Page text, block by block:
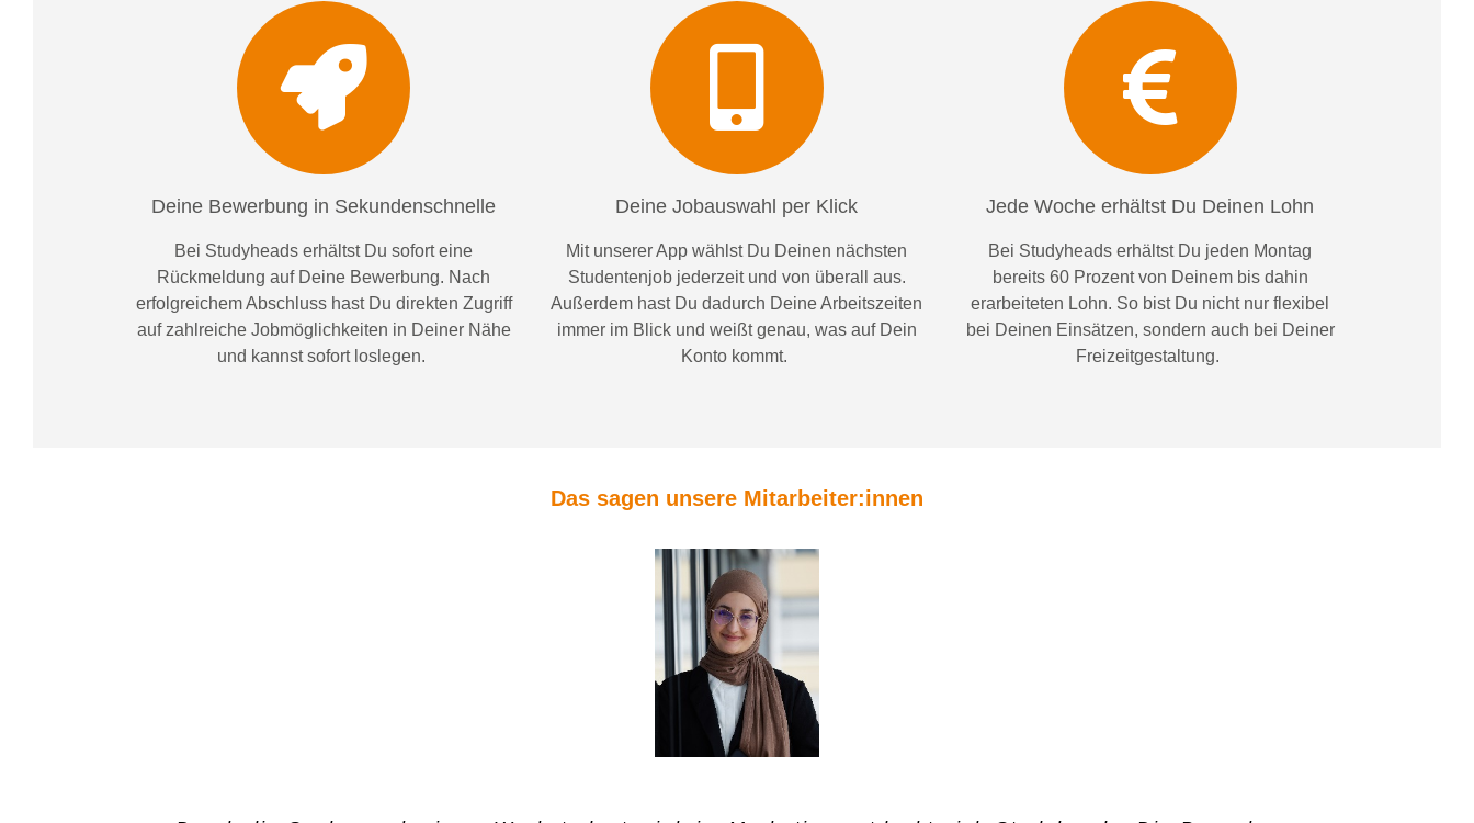
Deine Bewerbung in Sekundenschnelle
Bei Studyheads erhältst Du sofort eine
Rückmeldung auf Deine Bewerbung. Nach
erfolgreichem Abschluss hast Du direkten Zugriff
auf zahlreiche Jobmöglichkeiten in Deiner Nähe
und kannst sofort loslegen.
Deine Jobauswahl per Klick
Mit unserer App wählst Du Deinen nächsten
Studentenjob jederzeit und von überall aus.
Außerdem hast Du dadurch Deine Arbeitszeiten
immer imBlick und weißtgenau, was auf Dein
Konto kommt.
Jede Woche erhältst Du Deinen Lohn
Bei Studyheads erhältst Du jeden Montag
bereits 60 Prozent von Deinem bis dahin
erarbeiteten Lohn. So bist Du nicht nur flexibel
bei Deinen Einsätzen, sondern auch bei Deiner
Freizeitgestaltung.
Das sagen unsere Mitarbeiter:innen